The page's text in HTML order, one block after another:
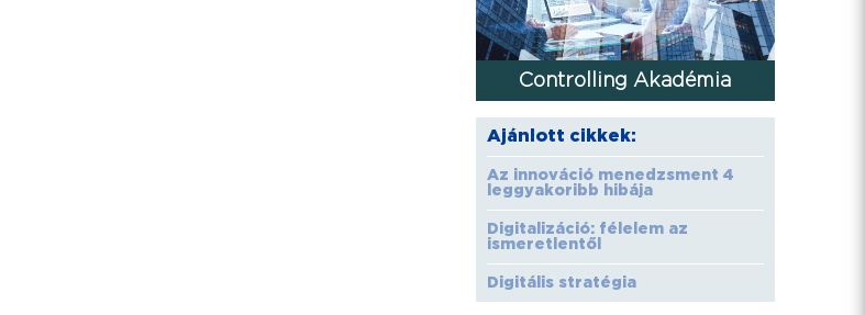
Controlling Akadémia
Ajánlott cikkek:
Az innováció menedzsment 4
leggyakoribb hibája
Digitalizáció: félelem az
ismeretlentől
Digitális stratégia